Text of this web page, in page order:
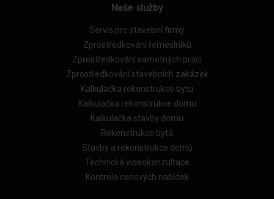
Naše služby
Servis pro stavební firmy
Zprostředkování řemeslníků
Zprostředkování samotných prací
Zprostředkování stavebních zakázek
Kalkulačka rekonstrukce bytu
Kalkulačka rekonstrukce domu
Kalkulačka stavby domu
Rekonstrukce bytů
Stavby a rekonstrukce domů
Technická videokonzultace
Kontrola cenových nabídek